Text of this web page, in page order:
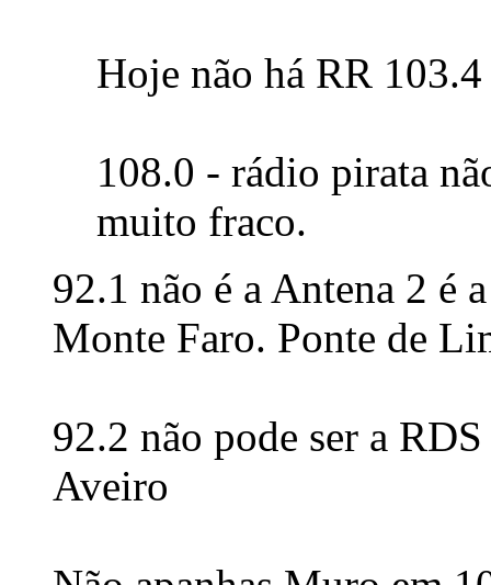
Hoje não há RR 103.4
108.0 - rádio pirata
muito fraco.
92.1 não é a Antena 2 é
Monte Faro. Ponte de
92.2 não pode ser a
Aveiro